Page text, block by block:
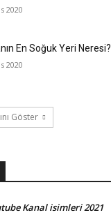
2020
En Soğuk Yeri Neresi?
2020
Göster
Kanal isimleri 2021